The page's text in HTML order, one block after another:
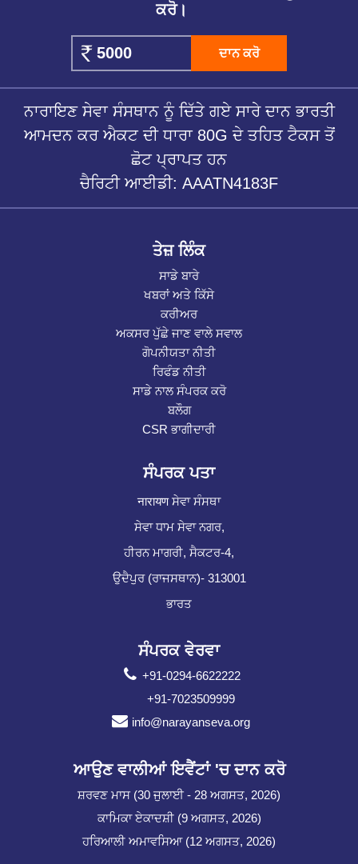
ਕਰੋ।
ਦਾਨ ਕਰੋ
ਨਾਰਾਇਣ ਸੇਵਾ ਸੰਸਥਾਨ ਨੂੰ ਦਿੱਤੇ ਗਏ ਸਾਰੇ ਦਾਨ ਭਾਰਤੀ
ਆਮਦਨ ਕਰ ਐਕਟ ਦੀ ਧਾਰਾ 80G ਦੇ ਤਹਿਤ ਟੈਕਸ ਤੋਂ
ਛੋਟ ਪ੍ਰਾਪਤ ਹਨ
ਚੈਰਿਟੀ ਆਈਡੀ: AAATN4183F
ਤੇਜ਼ ਲਿੰਕ
ਸਾਡੇ ਬਾਰੇ
ਖਬਰਾਂ ਅਤੇ ਕਿੱਸੇ
ਕਰੀਅਰ
ਅਕਸਰ ਪੁੱਛੇ ਜਾਣ ਵਾਲੇ ਸਵਾਲ
ਗੋਪਨੀਯਤਾ ਨੀਤੀ
ਰਿਫੰਡ ਨੀਤੀ
ਸਾਡੇ ਨਾਲ ਸੰਪਰਕ ਕਰੋ
ਬਲੌਗ
CSR ਭਾਗੀਦਾਰੀ
ਸੰਪਰਕ ਪਤਾ
नारायण ਸੇਵਾ ਸੰਸਥਾ
ਸੇਵਾ ਧਾਮ ਸੇਵਾ ਨਗਰ,
ਹੀਰਨ ਮਾਗਰੀ, ਸੈਕਟਰ-4,
ਉਦੈਪੁਰ (ਰਾਜਸਥਾਨ)- 313001
ਭਾਰਤ
ਸੰਪਰਕ ਵੇਰਵਾ
+91-0294-6622222
+91-7023509999
info@narayanseva.org
ਆਉਣ ਵਾਲੀਆਂ ਇਵੈਂਟਾਂ 'ਚ ਦਾਨ ਕਰੋ
ਸ਼ਰਵਣ ਮਾਸ (30 ਜੁਲਾਈ - 28 ਅਗਸਤ, 2026)
ਕਾਮਿਕਾ ਏਕਾਦਸ਼ੀ (9 ਅਗਸਤ, 2026)
ਹਰਿਆਲੀ ਅਮਾਵਸਿਆ (12 ਅਗਸਤ, 2026)